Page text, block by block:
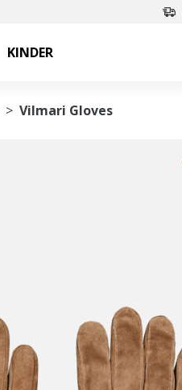
KINDER
Vilmari Gloves